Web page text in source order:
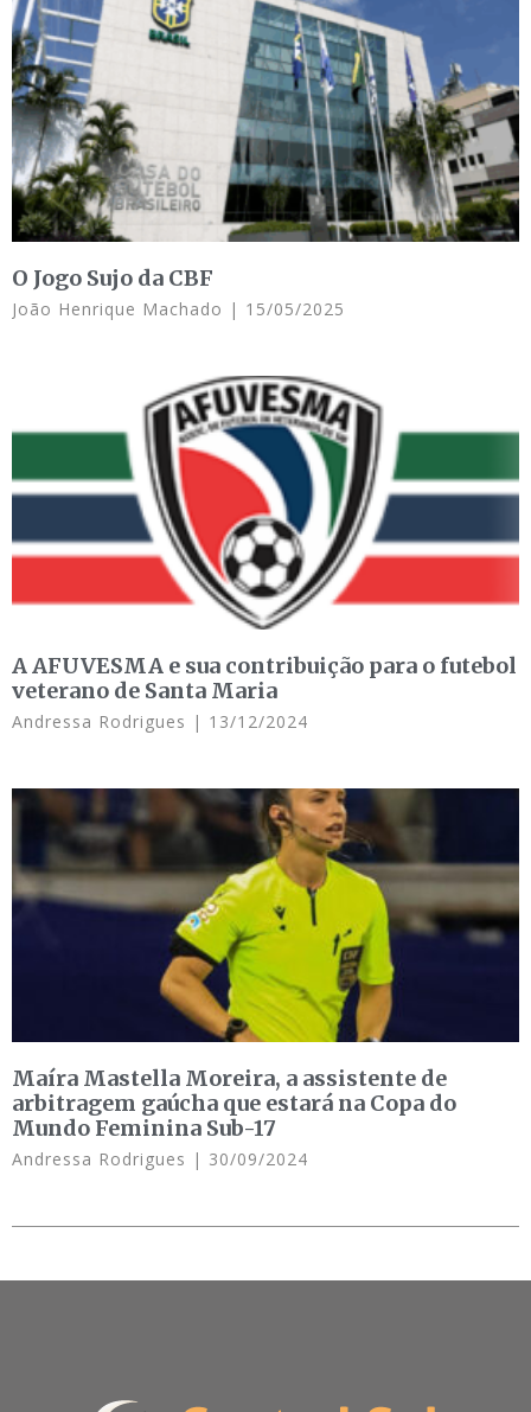
O Jogo Sujo da CBF
João Henrique Machado 15/05/2025
A AFUVESMA e sua contribuição para o futebol
veterano de Santa Maria
Andressa Rodrigues 13/12/2024
Maíra Mastella Moreira, a assistente de
arbitragem gaúcha que estará na Copa do
Mundo Feminina Sub-17
Andressa Rodrigues 30/09/2024